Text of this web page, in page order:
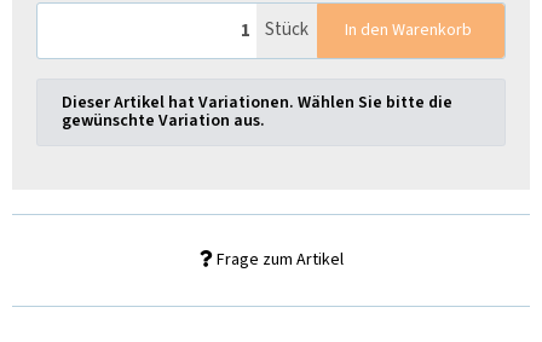
Stück In den Warenkorb
x
Dieser Artikel hat Variationen. Wählen Sie bitte die
gewünschte Variation aus.
Frage zum Artikel